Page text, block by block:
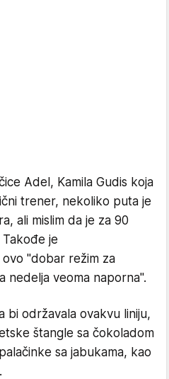
Adel, Kamila Gudis koja
trener, nekoliko puta je
ali mislim da je za 90
je
"dobar režim za
nedelja veoma naporna".
bi održavala ovakvu liniju,
štangle sa čokoladom
sa jabukama, kao